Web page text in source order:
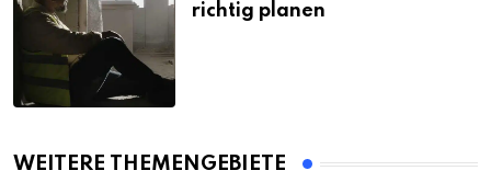
richtig planen
WEITERE THEMENGEBIETE